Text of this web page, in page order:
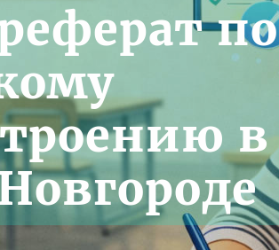
по
в